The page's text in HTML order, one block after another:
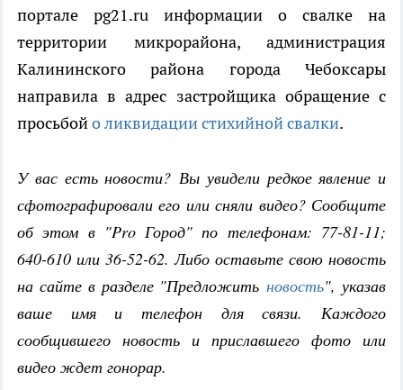
портале pg21.ru информации о свалке на
территории микрорайона, администрация
Калининского района города Чебоксары
направила в адрес застройщика обращение с
просьбойо ликвидации стихийной свалки.
У вас есть новости? Вы увидели редкое явление и
сфотографировали его или сняли видео? Сообщите
об этом в "Pro Город" по телефонам: 77-81-11;
640-610 или 36-52-62. Либо оставьте свою новость
на сайте в разделе "Предложить новость", указав
ваше имя и телефон для связи. Каждого
сообщившего новость и приславшего фото или
видео ждет гонорар.